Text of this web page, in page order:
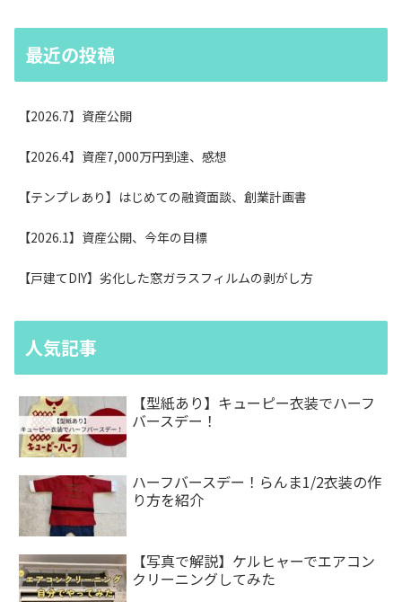
最近の投稿
【2026.7】資産公開
【2026.4】資産7,000万円到達、感想
【テンプレあり】はじめての融資面談、創業計画書
【2026.1】資産公開、今年の目標
【戸建てDIY】劣化した窓ガラスフィルムの剥がし方
人気記事
【型紙あり】キューピー衣装でハーフ
バースデー！
ハーフバースデー！らんま1/2衣装の作
り方を紹介
【写真で解説】ケルヒャーでエアコン
クリーニングしてみた